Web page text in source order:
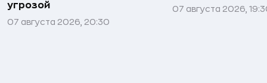
угрозой
07 августа 2026, 20:30
07 августа 2026,